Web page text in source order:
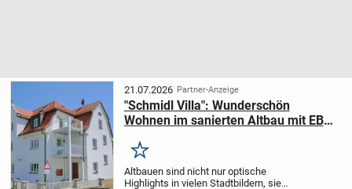
21.07.2026 Partner-Anzeige
"Schmidl Villa": Wunderschön
Wohnen im sanierten Altbau mit EBk
Sulzpark
Merken
Altbauen sind nicht nur optische
Highlights in vielen Stadtbildern, sie